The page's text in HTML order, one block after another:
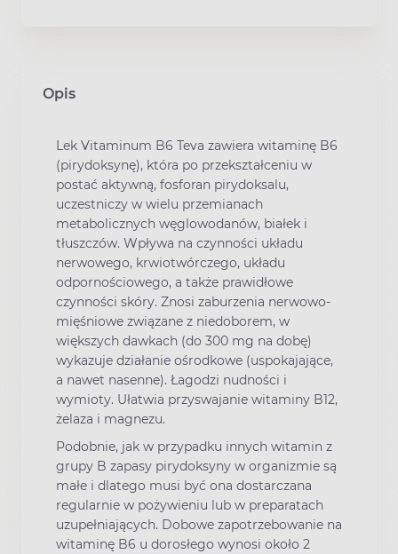
Opis
Lek Vitaminum B6 Teva zawiera witaminę B6
(pirydoksynę), która po przekształceniu w
postać aktywną, fosforan pirydoksalu,
uczestniczy w wielu przemianach
metabolicznych węglowodanów, białek i
tłuszczów. Wpływa na czynności układu
nerwowego, krwiotwórczego, układu
odpornościowego, a także prawidłowe
czynności skóry. Znosi zaburzenia nerwowo-
mięśniowe związane z niedoborem, w
większych dawkach (do 300 mg na dobę)
wykazuje działanie ośrodkowe (uspokajające,
a nawet nasenne). Łagodzi nudności i
wymioty. Ułatwia przyswajanie witaminy B12,
żelaza i magnezu.
Podobnie, jak w przypadku innych witamin z
grupy B zapasy pirydoksyny w organizmie są
małe i dlatego musi być ona dostarczana
regularnie w pożywieniu lub w preparatach
uzupełniających. Dobowe zapotrzebowanie na
witaminę B6 u dorosłego wynosi około 2